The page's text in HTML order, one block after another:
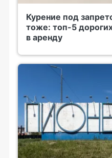
Курение под
тоже: топ-5
в аренду